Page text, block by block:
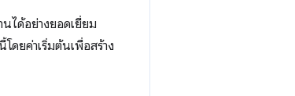
ได้อย่างยอดเยี่ยม
ยค่าเริ่มต้นเพื่อสร้าง